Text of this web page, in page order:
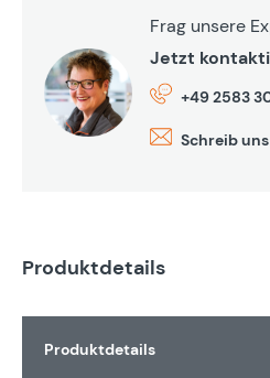
Frag unsere
Jetzt
+49 2583
Schreib
Produktdetails
Produktdetails